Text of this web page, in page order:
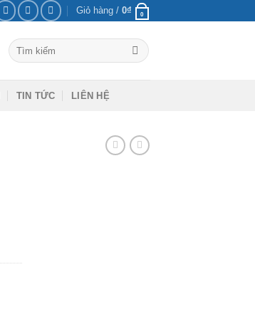
Giỏ hàng / 0₫ 0
Tìm
kiếm:
TIN TỨC LIÊN HỆ